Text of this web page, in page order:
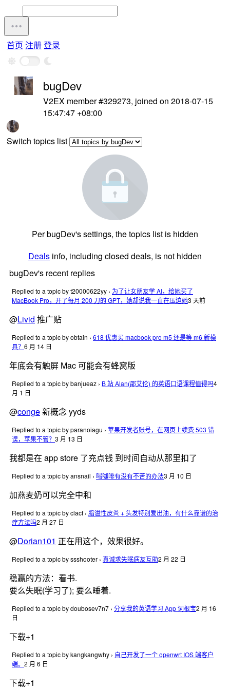
首页 注册登录
bugDev
V2EX member #329273, joined on 2018-07-15
15:47:47 +08:00
Switch topics list
Per bugDev's settings, the topics list is hidden
Deals info, including closed deals, is not hidden
bugDev's recent replies
Replied to a topic by t20000622yy › 为了让女朋友学 AI，给她买了
MacBook Pro，开了每月 200 刀的 GPT，她却说我一直在压迫她3 天前
@Livid 推广贴
Replied to a topic by obtain › 618 优惠买 macbook pro m5 还是等 m6 新模
具？ 6 月 14 日
年底会有触屏 Mac 可能会有蜂窝版
Replied to a topic by banjueaz › B 站 Alan(邵艾伦) 的英语口语课程值得吗4
月 1 日
@conge新概念 yyds
Replied to a topic by paranoiagu › 苹果开发者账号，在网页上续费 503 错
误，苹果不管？ 3 月 13 日
我都是在 app store 了充点钱 到时间自动从那里扣了
Replied to a topic by ansnail › 喝咖啡有没有不苦的办法3 月 10 日
加燕麦奶可以完全中和
Replied to a topic by clacf › 脂溢性皮炎 + 头发特别爱出油，有什么靠谱的治
疗方法吗2 月 27 日
@Dorian101 正在用这个，效果很好。
Replied to a topic by ssshooter › 真诚求失眠病友互助2 月 22 日
稳赢的方法：看书.
要么失眠(学习了); 要么睡着.
Replied to a topic by doubosev7n7 › 分享我的英语学习 App 词根宝2 月 16
日
下载+1
Replied to a topic by kangkangwhy › 自己开发了一个 openwrt IOS 端客户
端。 2 月 6 日
下载+1